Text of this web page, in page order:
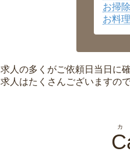
お掃
お料
求人の多くがご依頼日当日に
求人はたくさんございますの